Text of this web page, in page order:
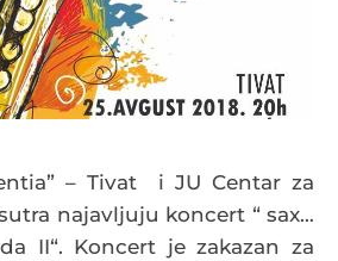
– Tivat i JU Centar za
najavljuju koncert “ sax…
II“. Koncert je zakazan za